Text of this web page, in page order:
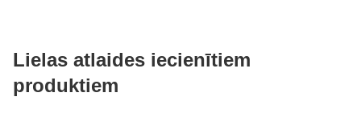
Lielas atlaides iecienītiem
produktiem